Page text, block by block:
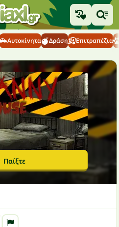
Αυτοκίνητα Δράση Επιτραπέζια
Παίξτε